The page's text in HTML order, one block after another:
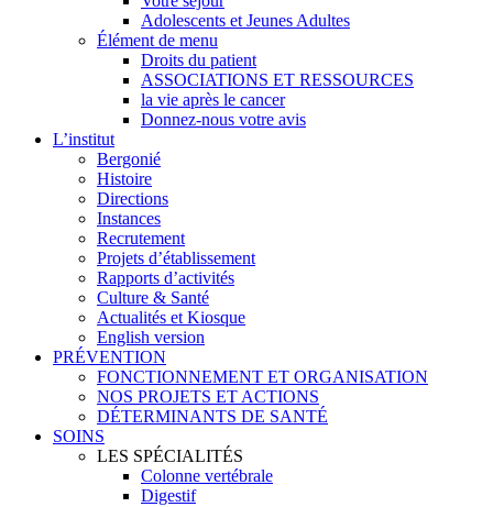
Adolescents et Jeunes Adultes
Élément de menu
Droits du patient
ASSOCIATIONS ET RESSOURCES
la vie après le cancer
Donnez-nous votre avis
L’institut
Bergonié
Histoire
Directions
Instances
Recrutement
Projets d’établissement
Rapports d’activités
Culture & Santé
Actualités et Kiosque
English version
PRÉVENTION
FONCTIONNEMENT ET ORGANISATION
NOS PROJETS ET ACTIONS
DÉTERMINANTS DE SANTÉ
SOINS
LES SPÉCIALITÉS
Colonne vertébrale
Digestif